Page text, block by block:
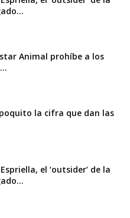
Animal prohíbe a los
la cifra que dan las
el ‘outsider’ de la